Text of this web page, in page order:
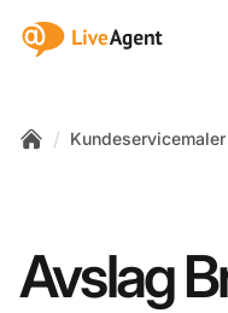
:site.title
/ Kundeservicemaler
Avslag